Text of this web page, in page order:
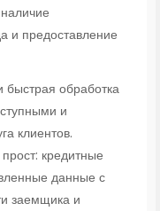
и предоставление
быстрая обработка
и
клиентов.
кредитные
данные с
заемщика и